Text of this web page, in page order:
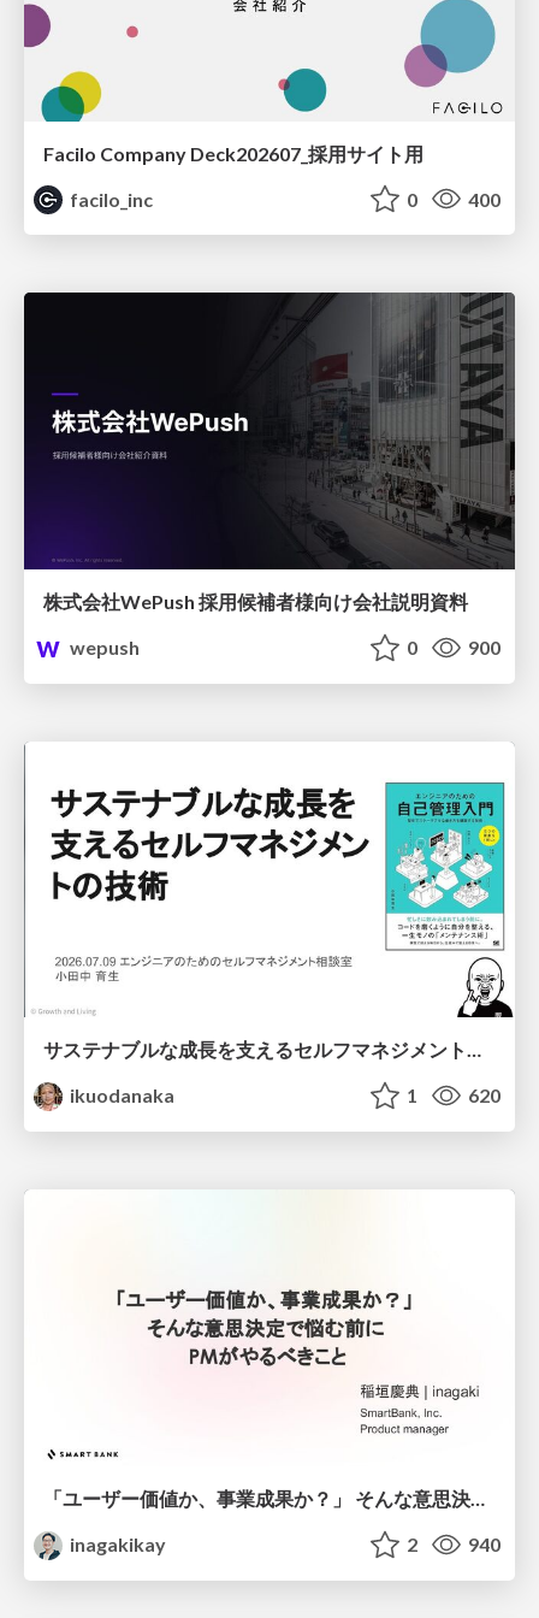
Facilo Company Deck202607_採用サイト用
facilo_inc
0 400
株式会社WePush 採用候補者様向け会社説明資料
wepush
0 900
サステナブルな成長を支えるセルフマネジメントの技術/Self Management skill for growth
ikuodanaka
1 620
inagakikay
2 940